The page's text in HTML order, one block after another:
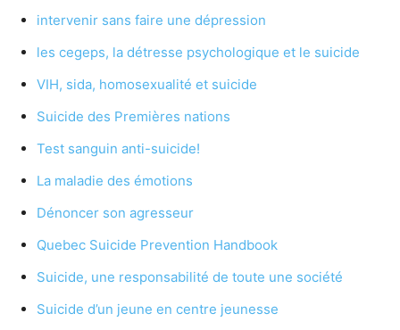
intervenir sans faire une dépression
les cegeps, la détresse psychologique et le suicide
VIH, sida, homosexualité et suicide
Suicide des Premières nations
Test sanguin anti-suicide!
La maladie des émotions
Dénoncer son agresseur
Quebec Suicide Prevention Handbook
Suicide, une responsabilité de toute une société
Suicide d’un jeune en centre jeunesse